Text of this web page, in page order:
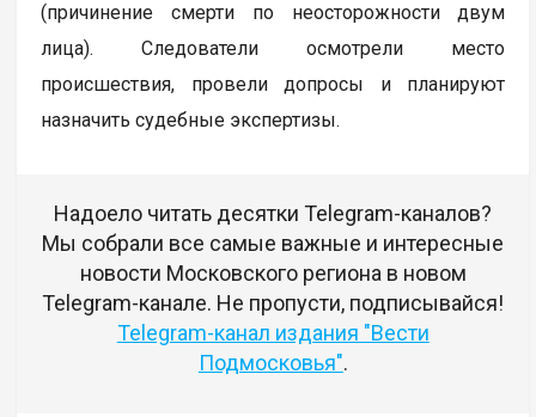
(причинение смерти по неосторожности двум
лица). Следователи осмотрели место
происшествия, провели допросы и планируют
назначить судебные экспертизы.
Надоело читать десятки Telegram-каналов?
Мы собрали все самые важные и интересные
новости Московского региона в новом
Telegram-канале. Не пропусти, подписывайся!
Telegram-канал издания "Вести
Подмосковья".